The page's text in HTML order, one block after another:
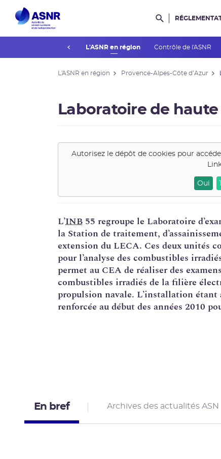
Rechercher
Actualités du contrôle L'ASNR en région Contrôle de l'ASNR
L'ASNR en région Provence-Alpes-Côte d’Azur
Laboratoire de haute
Autorisez le dépôt de cookies pour
Oui
L’INB 55 regroupe le Laboratoire
la Station de traitement,
extension du LECA. Ces deux unités
pour l’analyse des combustibles
permet au CEA de réaliser des
combustibles irradiés de la filière
propulsion navale. L’installation
renforcée au début des années 2010
En bref Archives des actualités ASN